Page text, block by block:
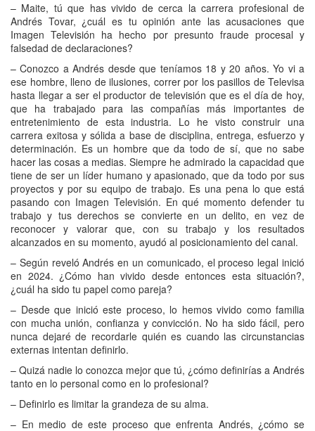
– Maite, tú que has vivido de cerca la carrera profesional de
Andrés Tovar, ¿cuál es tu opinión ante las acusaciones que
Imagen Televisión ha hecho por presunto fraude procesal y
falsedad de declaraciones?
– Conozco a Andrés desde que teníamos 18 y 20 años. Yo vi a
ese hombre, lleno de ilusiones, correr por los pasillos de Televisa
hasta llegar a ser el productor de televisión que es el día de hoy,
que ha trabajado para las compañías más importantes de
entretenimiento de esta industria. Lo he visto construir una
carrera exitosa y sólida a base de disciplina, entrega, esfuerzo y
determinación. Es un hombre que da todo de sí, que no sabe
hacer las cosas a medias. Siempre he admirado la capacidad que
tiene de ser un líder humano y apasionado, que da todo por sus
proyectos y por su equipo de trabajo. Es una pena lo que está
pasando con Imagen Televisión. En qué momento defender tu
trabajo y tus derechos se convierte en un delito, en vez de
reconocer y valorar que, con su trabajo y los resultados
alcanzados en su momento, ayudó al posicionamiento del canal.
– Según reveló Andrés en un comunicado, el proceso legal inició
en 2024. ¿Cómo han vivido desde entonces esta situación?,
¿cuál ha sido tu papel como pareja?
– Desde que inició este proceso, lo hemos vivido como familia
con mucha unión, confianza y convicción. No ha sido fácil, pero
nunca dejaré de recordarle quién es cuando las circunstancias
externas intentan definirlo.
– Quizá nadie lo conozca mejor que tú, ¿cómo definirías a Andrés
tanto en lo personal como en lo profesional?
– Definirlo es limitar la grandeza de su alma.
– En medio de este proceso que enfrenta Andrés, ¿cómo se